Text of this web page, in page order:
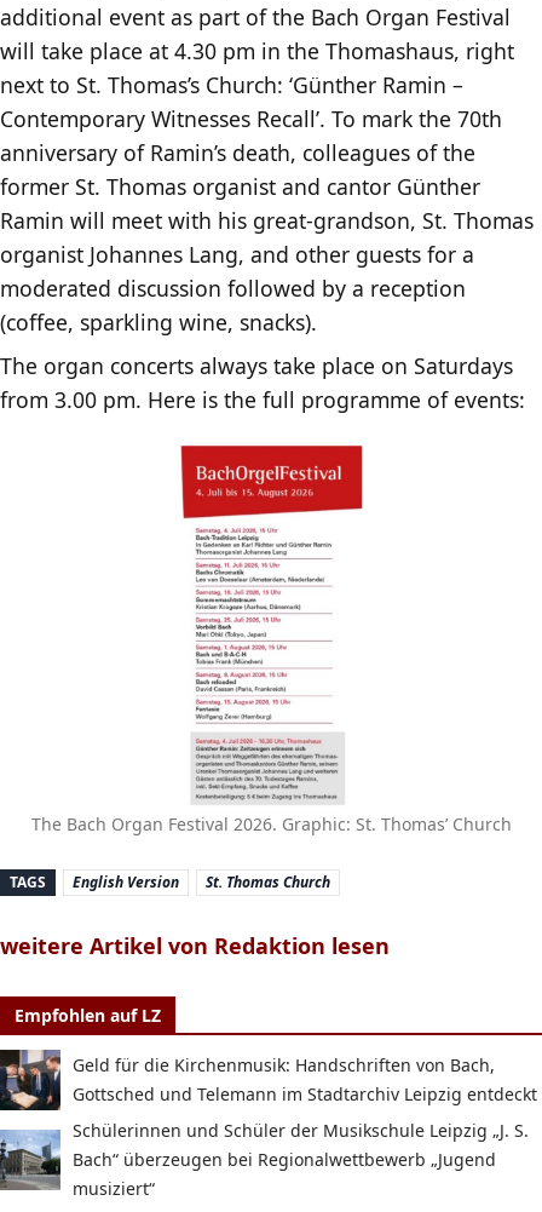
additional event as part of the Bach Organ Festival
will take place at 4.30 pm in the Thomashaus, right
next to St. Thomas’s Church: ‘Günther Ramin –
Contemporary Witnesses Recall’. To mark the 70th
anniversary of Ramin’s death, colleagues of the
former St. Thomas organist and cantor Günther
Ramin will meet with his great-grandson, St. Thomas
organist Johannes Lang, and other guests for a
moderated discussion followed by a reception
(coffee, sparkling wine, snacks).
The organ concerts always take place on Saturdays
from 3.00 pm. Here is the full programme of events:
The Bach Organ Festival 2026. Graphic: St. Thomas’ Church
TAGS English Version St. Thomas Church
weitere Artikel von Redaktion lesen
Empfohlen auf LZ
Geld für die Kirchenmusik: Handschriften von Bach,
Gottsched und Telemann im Stadtarchiv Leipzig entdeckt
Schülerinnen und Schüler der Musikschule Leipzig „J. S.
Bach“ überzeugen bei Regionalwettbewerb „Jugend
musiziert“